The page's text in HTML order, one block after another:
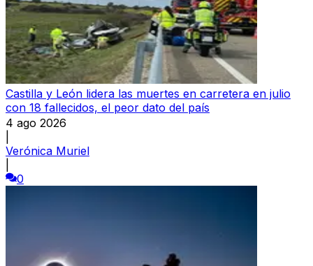
Castilla y León lidera las muertes en carretera en julio
con 18 fallecidos, el peor dato del país
4 ago 2026
Verónica Muriel
0